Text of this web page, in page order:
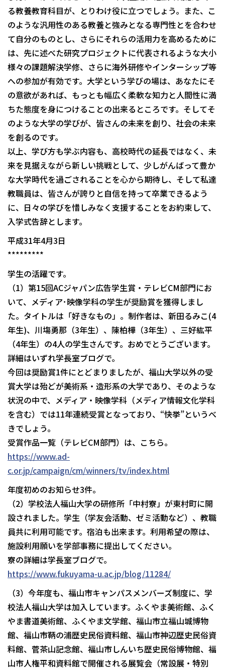
る教養教育科目が、とりわけ役に立つでしょう。また、こ
のような汎用性のある教養と強みとなる専門性とを合わせ
て自分のものとし、さらにそれらの活用力を高めるために
は、先に述べた研究プロジェクトに代表されるような大小
様々の課題解決学修、さらに海外研修やインターシップ等
への参加が有効です。大学という学びの場は、あなたにそ
の意欲があれば、もっとも幅広く柔軟な知力と人間性に満
ちた態度を身につけることの出来るところです。そしてそ
のような大学の学びが、皆さんの未来を創り、社会の未来
を創るのです。
以上、学び方も学ぶ内容も、高校時代の延長ではなく、未
来を見据えながら新しい挑戦として、少しがんばって豊か
な大学時代を過ごされることを心から期待し、そして私達
教職員は、皆さんが誇りと自信を持って卒業できるよう
に、日々の学びを惜しみなく支援することをお約束して、
入学式告辞とします。
平成31年4月3日
*********
学生の活躍です。
（1）第15回ACジャパン広告学生賞・テレビCM部門にお
いて、メディア･映像学科の学生が奨励賞を獲得しまし
た。タイトルは「好きなもの」。制作者は、新田るみこ(4
年生)、川塲勇那（3年生）、陳柏樺（3年生）、三好紘平
（4年生）の4人の学生さんです。おめでとうございます。
詳細はいずれ学長室ブログで。
今回は奨励賞1件にとどまりましたが、福山大学以外の受
賞大学は殆どが美術系・造形系の大学であり、そのような
状況の中で、メディア・映像学科（メディア情報文化学科
を含む）では11年連続受賞となっており、“快挙”というべ
きでしょう。
受賞作品一覧（テレビCM部門）は、こちら。
https://www.ad-
c.or.jp/campaign/cm/winners/tv/index.html
年度初めのお知らせ3件。
（2）学校法人福山大学の研修所「中村寮」が東村町に開
設されました。学生（学友会活動、ゼミ活動など）、教職
員共に利用可能です。宿泊も出来ます。利用希望の際は、
施設利用願いを学部事務に提出してください。
寮の詳細は学長室ブログで。
https://www.fukuyama-u.ac.jp/blog/11284/
（3）今年度も、福山市キャンパスメンバーズ制度に、学
校法人福山大学は加入しています。ふくやま美術館、ふく
やま書道美術館、ふくやま文学館、福山市立福山城博物
館、福山市鞆の浦歴史民俗資料館、福山市神辺歴史民俗資
料館、菅茶山記念館、福山市しんいち歴史民俗博物館、福
山市人権平和資料館で開催される展覧会（常設展・特別